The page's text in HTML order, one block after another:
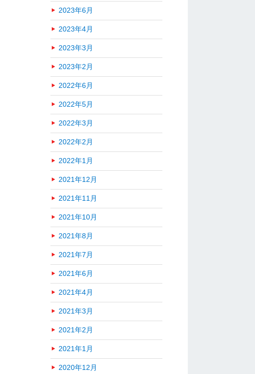
2023年6月
2023年4月
2023年3月
2023年2月
2022年6月
2022年5月
2022年3月
2022年2月
2022年1月
2021年12月
2021年11月
2021年10月
2021年8月
2021年7月
2021年6月
2021年4月
2021年3月
2021年2月
2021年1月
2020年12月